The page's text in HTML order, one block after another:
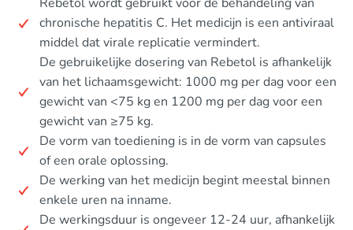
chronische hepatitis C. Het medicijn is een antiviraal
middel dat virale replicatie vermindert.
De gebruikelijke dosering van Rebetol is afhankelijk
van het lichaamsgewicht: 1000 mg per dag voor een
gewicht van <75 kg en 1200 mg per dag voor een
gewicht van ≥75 kg.
De vorm van toediening is in de vorm van capsules
of een orale oplossing.
De werking van het medicijn begint meestal binnen
enkele uren na inname.
De werkingsduur is ongeveer 12-24 uur, afhankelijk